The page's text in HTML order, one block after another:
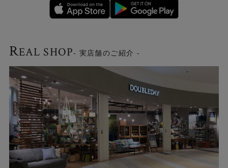
REAL SHOP- 実店舗のご紹介 -